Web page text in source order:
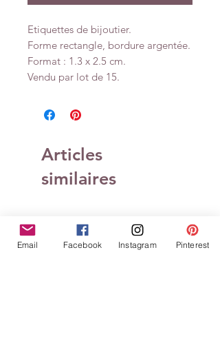
Etiquettes de bijoutier.
Forme rectangle, bordure argentée.
Format : 1.3 x 2.5 cm.
Vendu par lot de 15.
Articles
similaires
Email Facebook Instagram Pinterest